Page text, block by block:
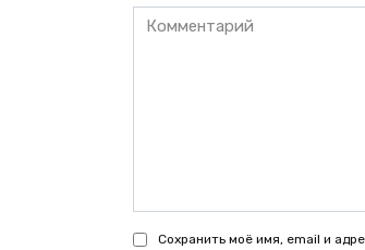
Комментарий
Сохранить моё имя, email и